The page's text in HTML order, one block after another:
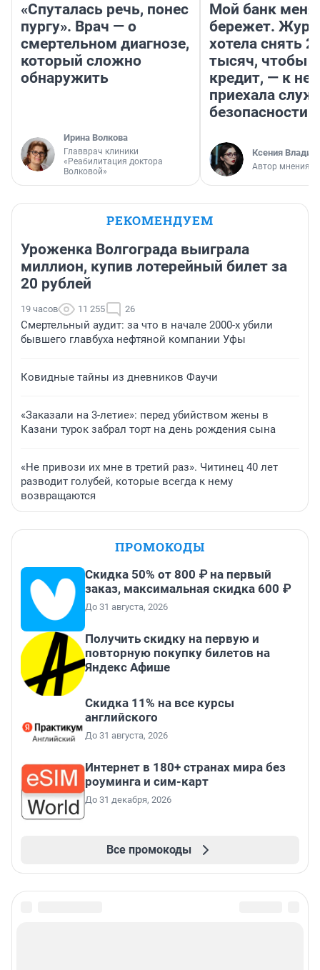
«Спуталась речь, понес
пургу». Врач — о
смертельном диагнозе,
который сложно
обнаружить
Ирина Волкова
Главврач клиники
«Реабилитация доктора
Волковой»
Мой банк меня
бережет.
хотела снять
тысяч, чтобы
кредит, — к
приехала
безопасности
Ксения
Автор мнения
РЕКОМЕНДУЕМ
Уроженка Волгограда выиграла
миллион, купив лотерейный билет за
20 рублей
19 часов 11 255 26
Смертельный аудит: за что в начале 2000-х убили
бывшего главбуха нефтяной компании Уфы
Ковидные тайны из дневников Фаучи
«Заказали на 3-летие»: перед убийством жены в
Казани турок забрал торт на день рождения сына
«Не привози их мне в третий раз». Читинец 40 лет
разводит голубей, которые всегда к нему
возвращаются
ПРОМОКОДЫ
Скидка 50% от 800 ₽ на первый
заказ, максимальная скидка 600 ₽
До 31 августа, 2026
Получить скидку на первую и
повторную покупку билетов на
Яндекс Афише
Скидка 11% на все курсы
английского
До 31 августа, 2026
Интернет в 180+ странах мира без
роуминга и сим-карт
До 31 декабря, 2026
Все промокоды